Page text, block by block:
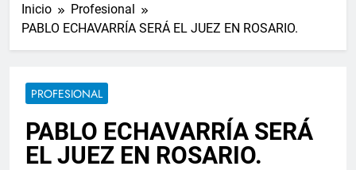
Inicio
Profesional
PABLO ECHAVARRÍA SERÁ EL JUEZ EN ROSARIO.
PROFESIONAL
PABLO ECHAVARRÍA SERÁ
EL JUEZ EN ROSARIO.